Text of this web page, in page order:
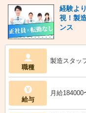
経験よ
視！製
ンス
職種
製造スタッ
給与
月給184000